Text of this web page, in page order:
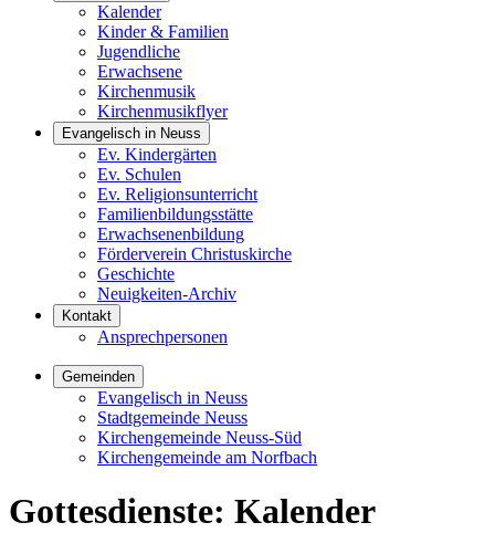
Kalender
Kinder & Familien
Jugendliche
Erwachsene
Kirchenmusik
Kirchenmusikflyer
Evangelisch in Neuss
Ev. Kindergärten
Ev. Schulen
Ev. Religionsunterricht
Familienbildungsstätte
Erwachsenenbildung
Förderverein Christuskirche
Geschichte
Neuigkeiten-Archiv
Kontakt
Ansprechpersonen
Gemeinden
Evangelisch in Neuss
Stadtgemeinde Neuss
Kirchengemeinde Neuss-Süd
Kirchengemeinde am Norfbach
Gottesdienste: Kalender